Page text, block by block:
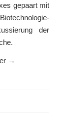
gepaart mit
der
→